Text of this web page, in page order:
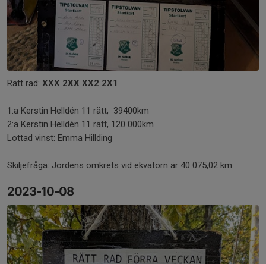
Rätt rad: XXX 2XX XX2 2X1
1:a Kerstin Helldén 11 rätt, 39400km
2:a Kerstin Helldén 11 rätt, 120 000km
Lottad vinst: Emma Hillding
Skiljefråga: Jordens omkrets vid ekvatorn är 40 075,02 km
2023-10-08